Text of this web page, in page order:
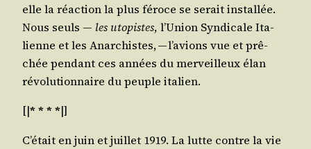
elle la réac­tion la plus féroce se serait ins­tal­lée.
Nous seuls ― les uto­pistes, l’U­nion Syn­di­cale Ita­
lienne et les Anar­chistes, — l’a­vions vue et prê­
chée pen­dant ces années du mer­veilleux élan
révo­lu­tion­naire du peuple italien.
[|* * * *|]
C’é­tait en juin et juillet 1919. La lutte contre la vie